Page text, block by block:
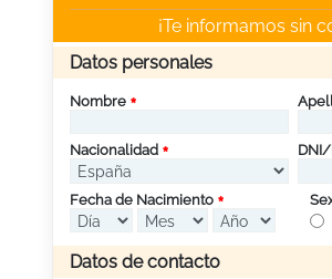
¡Te informamos sin
Datos personales
Nombre
Nacionalidad DNI/
Fecha de Nacimiento
Datos de contacto